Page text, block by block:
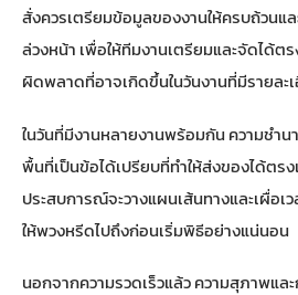
สั่งควรเตรียมข้อมูลของงานให้ครบถ้วนแ
ล่วงหน้า เพื่อให้ทีมงานเตรียมและจัดได้
ผิดพลาดที่อาจเกิดขึ้นในวันงานที่มีรายละ
ในวันที่มีงานหลายงานพร้อมกัน ความชำ
พื้นที่เป็นข้อได้เปรียบที่ทำให้ส่งของได้ตร
ประสบการณ์จะวางแผนเส้นทางและเผื่อเ
ให้พวงหรีดไปถึงก่อนเริ่มพิธีอย่างแน่นอน
นอกจากความรวดเร็วแล้ว ความสุภาพแล